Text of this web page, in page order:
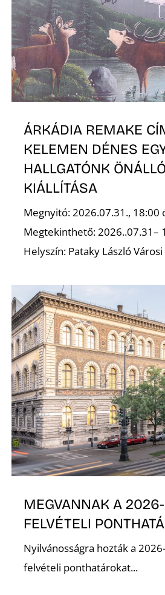
ÁRKÁDIA REMAKE
KELEMEN DÉNES
HALLGATÓNK ÖNÁLLÓ
KIÁLLÍTÁSA
Megnyitó: 2026.07.31., 18:00
Megtekinthető: 2026..07.31–
Helyszín: Pataky László
MEGVANNAK A
FELVÉTELI
Nyilvánosságra hozták a
felvételi ponthatárokat...